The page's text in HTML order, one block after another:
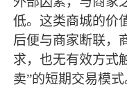
低。这类商城的价
后便与商家断联，
求，也无有效方式
卖”的短期交易模式